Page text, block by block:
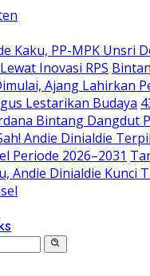
Kaku, PP-MPK Unsri
Inovasi RPS
Ajang Lahirkan
Lestarikan Budaya
Bintang Dangdut
Andie Dinialdie
Periode 2026–2031
Andie Dinialdie Kunci